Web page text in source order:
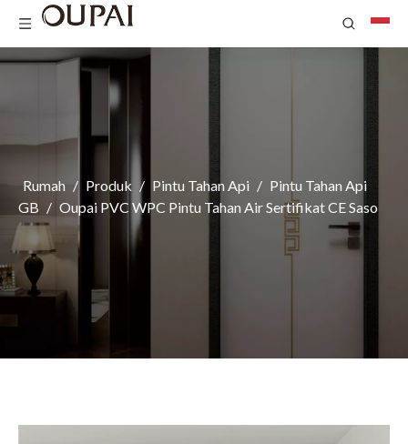
Rumah / Produk / Pintu Tahan Api / Pintu Tahan Api
GB / Oupai PVC WPC Pintu Tahan Air Sertifikat CE Saso